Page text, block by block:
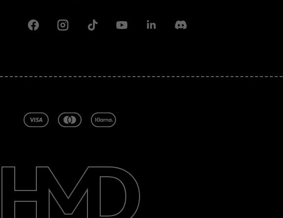
Support
Denmark
FacebookInstagramTiktok YoutubeLinkedinDiscord